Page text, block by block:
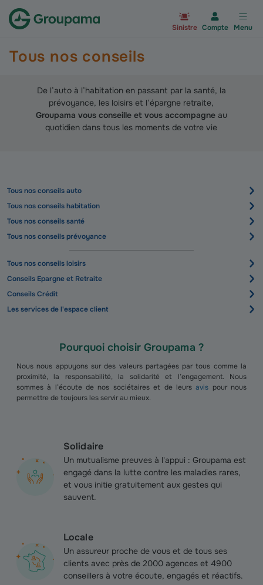
Sinistre Compte Menu
Tous nos conseils
De l’auto à l’habitation en passant par la santé, la
prévoyance, les loisirs et l’épargne retraite,
Groupama vous conseille et vous accompagneau
quotidien dans tous les moments de votre vie
Tous nos conseils auto
Tous nos conseils habitation
Tous nos conseils santé
Tous nos conseils prévoyance
Tous nos conseils loisirs
Conseils Epargne et Retraite
Conseils Crédit
Les services de l'espace client
Pourquoi choisir Groupama ?
Nous nous appuyons sur des valeurs partagées par tous comme la
proximité, la responsabilité, la solidarité et l’engagement. Nous
sommes à l’écoute de nos sociétaires et de leursavis pour nous
permettre de toujours les servir au mieux.
Solidaire
Un mutualisme preuves à l'appui : Groupama est
engagé dans la lutte contre les maladies rares,
et vous initie gratuitement aux gestes qui
sauvent.
Locale
Un assureur proche de vous et de tous ses
clients avec près de 2000 agences et 4900
conseillers à votre écoute, engagés et réactifs.